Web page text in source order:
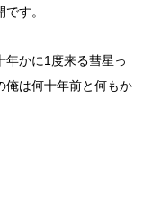
す。
年かに1度来る彗星っ
俺は何十年前と何もか